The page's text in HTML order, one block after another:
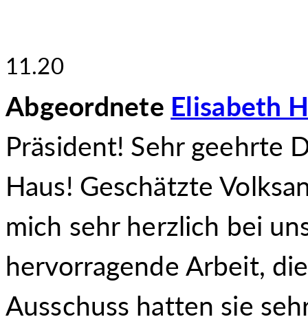
11.20
Abgeordnete Elisabeth
Präsident! Sehr geehrte
Haus! Geschätzte
mich sehr herzlich bei
hervorragende Arbeit,
Ausschuss hatten sie